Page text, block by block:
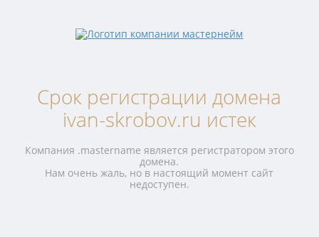
Срок регистрации домена
ivan-skrobov.ru истек
Компания .mastername является регистратором этого
домена.
Нам очень жаль, но в настоящий момент сайт
недоступен.